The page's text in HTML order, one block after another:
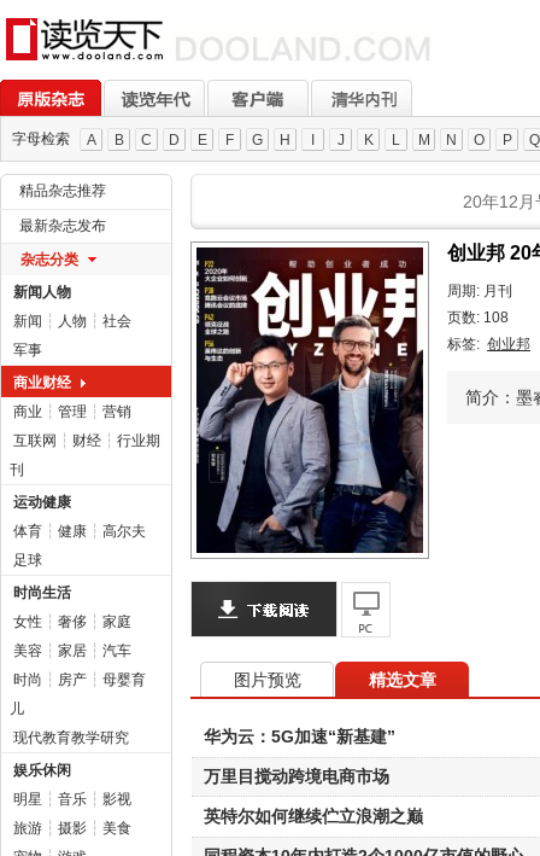
字母检索 A B C D E F G H J K L M N O P Q
精品杂志推荐
最新杂志发布
杂志分类
新闻人物
新闻 ┆ 人物 ┆ 社会
军事
商业财经
商业 ┆ 管理 ┆ 营销
互联网 ┆ 财经 ┆ 行业期
刊
运动健康
体育 ┆ 健康 ┆ 高尔夫
足球
时尚生活
女性 ┆ 奢侈 ┆ 家庭
美容 ┆ 家居 ┆ 汽车
时尚 ┆ 房产 ┆ 母婴育
儿
现代教育教学研究
娱乐休闲
明星 ┆ 音乐 ┆ 影视
旅游 ┆ 摄影 ┆ 美食
20年12月
创业邦 20
周期: 月刊
页数: 108
标签: 创业邦
简介：墨
图片预览 精选文章
华为云：5G加速“新基建”
万里目搅动跨境电商市场
英特尔如何继续伫立浪潮之巅